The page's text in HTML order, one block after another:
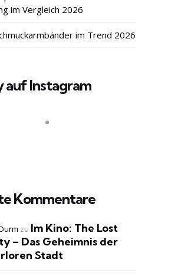
im Vergleich 2026
im Trend 2026
auf Instagram
Kommentare
zu Im Kino: The Lost
– Das Geheimnis der
Stadt